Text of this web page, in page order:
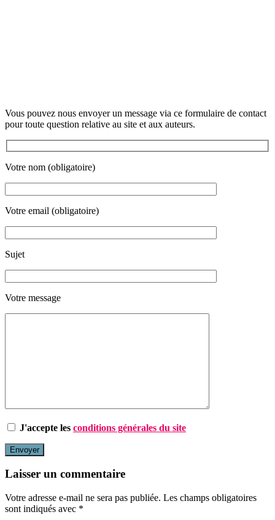
Vous pouvez nous envoyer un message via ce formulaire de contact
pour toute question relative au site et aux auteurs.
Votre nom (obligatoire)
Votre email (obligatoire)
Sujet
Votre message
J'accepte les conditions générales du site
Laisser un commentaire
Votre adresse e-mail ne sera pas publiée. Les champs obligatoires
sont indiqués avec *